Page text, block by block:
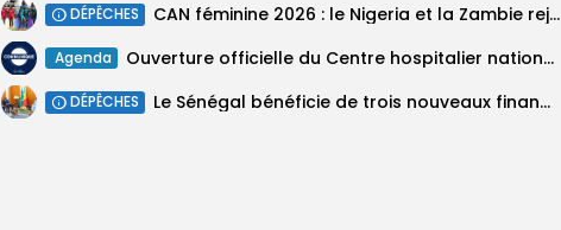
DÉPÊCHES ‎CAN féminine 2026 : le Nigeria et la Zambie rejoignent les quarts...
Agenda Ouverture officielle du Centre hospitalier national Seydi El Hadji Malick Sy de...
DÉPÊCHES Le Sénégal bénéficie de trois nouveaux financements de la Banque mondiale d’un...